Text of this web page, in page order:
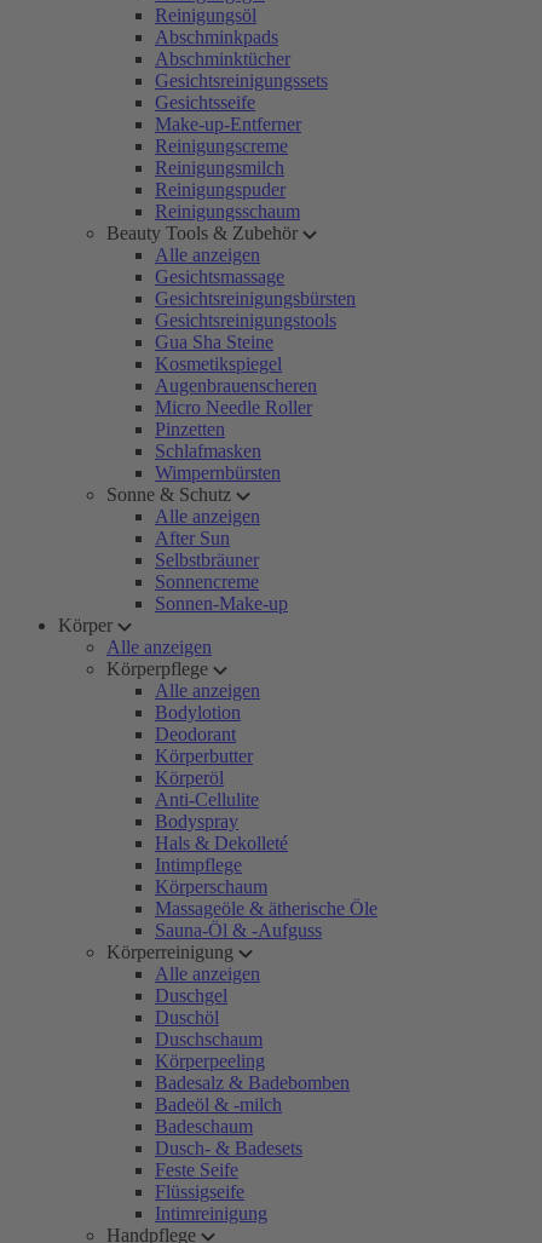
Reinigungsöl
Abschminkpads
Abschminktücher
Gesichtsreinigungssets
Gesichtsseife
Make-up-Entferner
Reinigungscreme
Reinigungsmilch
Reinigungspuder
Reinigungsschaum
Beauty Tools & Zubehör
Alle anzeigen
Gesichtsmassage
Gesichtsreinigungsbürsten
Gesichtsreinigungstools
Gua Sha Steine
Kosmetikspiegel
Augenbrauenscheren
Micro Needle Roller
Pinzetten
Schlafmasken
Wimpernbürsten
Sonne & Schutz
Alle anzeigen
After Sun
Selbstbräuner
Sonnencreme
Sonnen-Make-up
Körper
Alle anzeigen
Körperpflege
Alle anzeigen
Bodylotion
Deodorant
Körperbutter
Körperöl
Anti-Cellulite
Bodyspray
Hals & Dekolleté
Intimpflege
Körperschaum
Massageöle & ätherische Öle
Sauna-Öl & -Aufguss
Körperreinigung
Alle anzeigen
Duschgel
Duschöl
Duschschaum
Körperpeeling
Badesalz & Badebomben
Badeöl & -milch
Badeschaum
Dusch- & Badesets
Feste Seife
Flüssigseife
Intimreinigung
Handpflege